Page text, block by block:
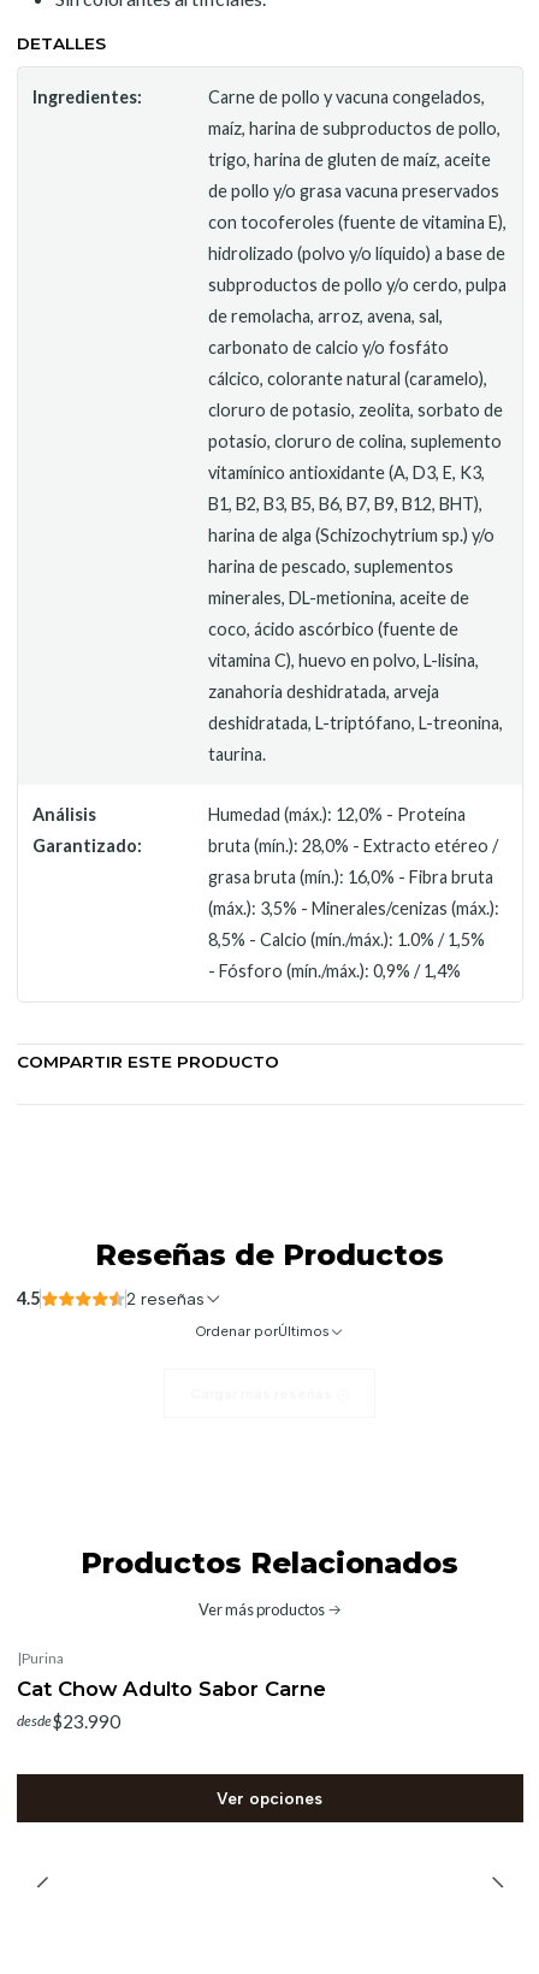
DETALLES
Ingredientes:
Carne de pollo y vacuna congelados,
maíz, harina de subproductos de pollo,
trigo, harina de gluten de maíz, aceite
de pollo y/o grasa vacuna preservados
con tocoferoles (fuente de vitamina E),
hidrolizado (polvo y/o líquido) a base de
subproductos de pollo y/o cerdo, pulpa
de remolacha, arroz, avena, sal,
carbonato de calcio y/o fosfáto
cálcico, colorante natural (caramelo),
cloruro de potasio, zeolita, sorbato de
potasio, cloruro de colina, suplemento
vitamínico antioxidante (A, D3, E, K3,
B1, B2, B3, B5, B6, B7, B9, B12, BHT),
harina de alga (Schizochytrium sp.) y/o
harina de pescado, suplementos
minerales, DL-metionina, aceite de
coco, ácido ascórbico (fuente de
vitamina C), huevo en polvo, L-lisina,
zanahoria deshidratada, arveja
deshidratada, L-triptófano, L-treonina,
taurina.
Análisis
Garantizado:
Humedad (máx.): 12,0% - Proteína
bruta (mín.): 28,0% - Extracto etéreo /
grasa bruta (mín.): 16,0% - Fibra bruta
(máx.): 3,5% - Minerales/cenizas (máx.):
8,5% - Calcio (mín./máx.): 1.0% / 1,5%
- Fósforo (mín./máx.): 0,9% / 1,4%
COMPARTIR ESTE PRODUCTO
Reseñas de Productos
4.5 2 reseñas
Ordenar porÚltimos
Productos Relacionados
Ver más productos
|Purina
Cat Chow Adulto Sabor Carne
desde$23.990
Ver opciones